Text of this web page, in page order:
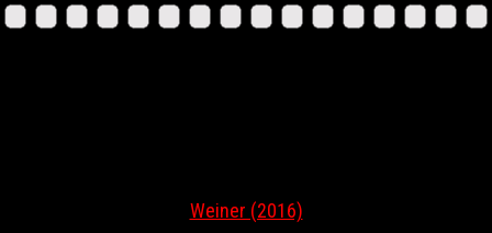
Weiner (2016)